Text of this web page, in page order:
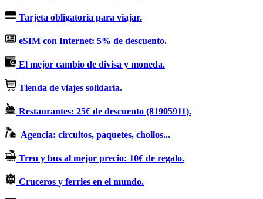
Tarjeta obligatoria para viajar.
eSIM con Internet: 5% de descuento.
El mejor cambio de divisa y moneda.
Tienda de viajes solidaria.
Restaurantes: 25€ de descuento (81905911).
Agencia: circuitos, paquetes, chollos...
Tren y bus al mejor precio: 10€ de regalo.
Cruceros y ferries en el mundo.